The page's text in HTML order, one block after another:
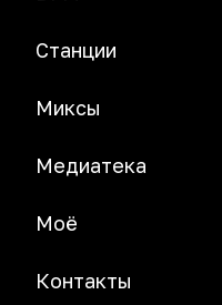
Станции
Миксы
Медиатека
Моё
Контакты